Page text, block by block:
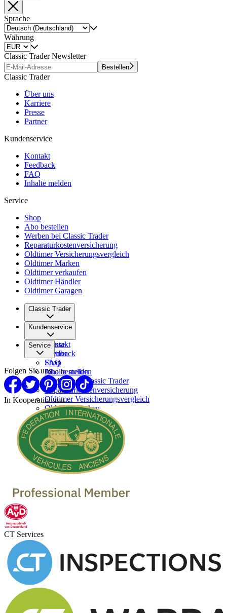
Sprache
Währung
Classic Trader Newsletter
Bestellen
Classic Trader
Über uns
Karriere
Presse
Partner
Kundenservice
Kontakt
Feedback
FAQ
Inhalte melden
Service
Shop
Abo bestellen
Werben bei Classic Trader
Reparaturkostenversicherung
Oldtimer Versicherungsvergleich
Oldtimer Marken
Oldtimer verkaufen
Oldtimer Händler
Oldtimer Garagen
Classic Trader
Über uns
Karriere
Presse
Partner
Kundenservice
Kontakt
Feedback
FAQ
Inhalte melden
Service
Shop
Abo bestellen
Werben bei Classic Trader
Reparaturkostenversicherung
Oldtimer Versicherungsvergleich
Oldtimer Marken
Oldtimer verkaufen
Oldtimer Händler
Oldtimer Garagen
Folgen Sie uns
In Kooperation mit
CT Services